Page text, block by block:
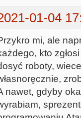
01-04
mi, ale
kto
roboty,
nawet, gdyby